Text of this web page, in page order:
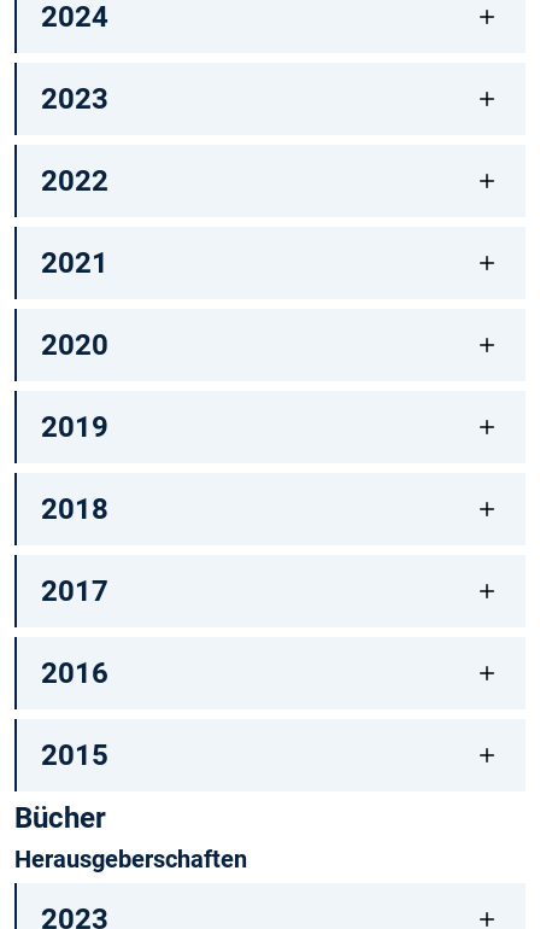
2024
2023
2022
2021
2020
2019
2018
2017
2016
2015
Bücher
Herausgeberschaften
2023